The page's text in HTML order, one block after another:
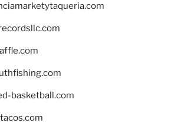
basketball.com